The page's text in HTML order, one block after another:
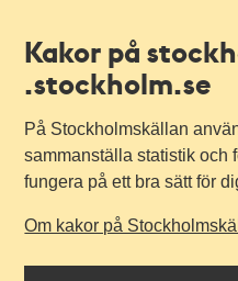
Kakor på
.stockholm.se
På Stockholmskällan
sammanställa statistik och
fungera på ett bra sätt för
Om kakor på